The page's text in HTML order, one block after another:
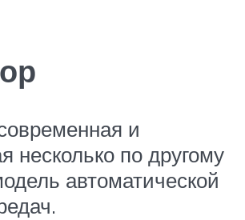
и
несколько по другому
автоматической